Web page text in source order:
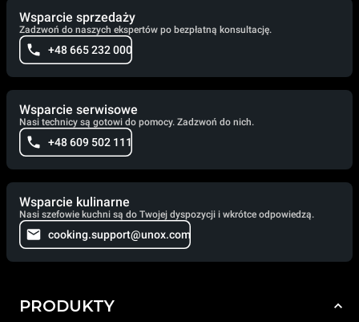
Wsparcie sprzedaży
Zadzwoń do naszych ekspertów po bezpłatną konsultację.
+48 665 232 000
Wsparcie serwisowe
Nasi technicy są gotowi do pomocy. Zadzwoń do nich.
+48 609 502 111
Wsparcie kulinarne
Nasi szefowie kuchni są do Twojej dyspozycji i wkrótce odpowiedzą.
cooking.support@unox.com
PRODUKTY